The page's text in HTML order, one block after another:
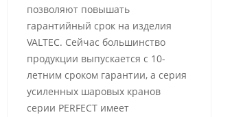
позволяют повышать
гарантийный срок на изделия
VALTEC. Сейчас большинство
продукции выпускается с 10-
летним сроком гарантии, а серия
усиленных шаровых кранов
серии PERFECT имеет